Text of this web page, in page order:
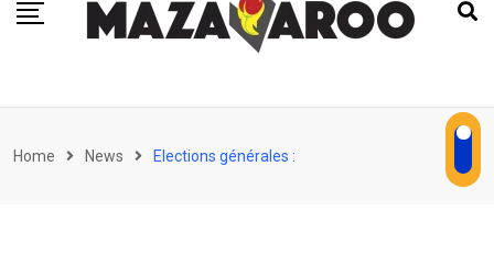
Home News Elections générales :